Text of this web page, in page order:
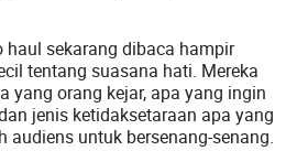
haul sekarang dibaca hampir
tentang suasana hati. Mereka
yang orang kejar, apa yang ingin
jenis ketidaksetaraan apa yang
audiens untuk bersenang-senang.